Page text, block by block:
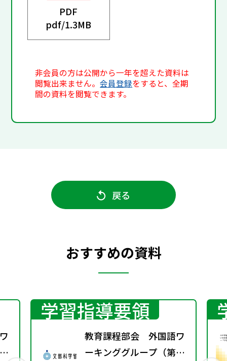
PDF
pdf/1.3MB
非会員の方は公開から一年を超えた資料は
閲覧出来ません。会員登録をすると、全期
間の資料を閲覧できます。
戻る
おすすめの資料
学習指導要領
教育課程部会 外国語ワ
ーキンググループ（第13